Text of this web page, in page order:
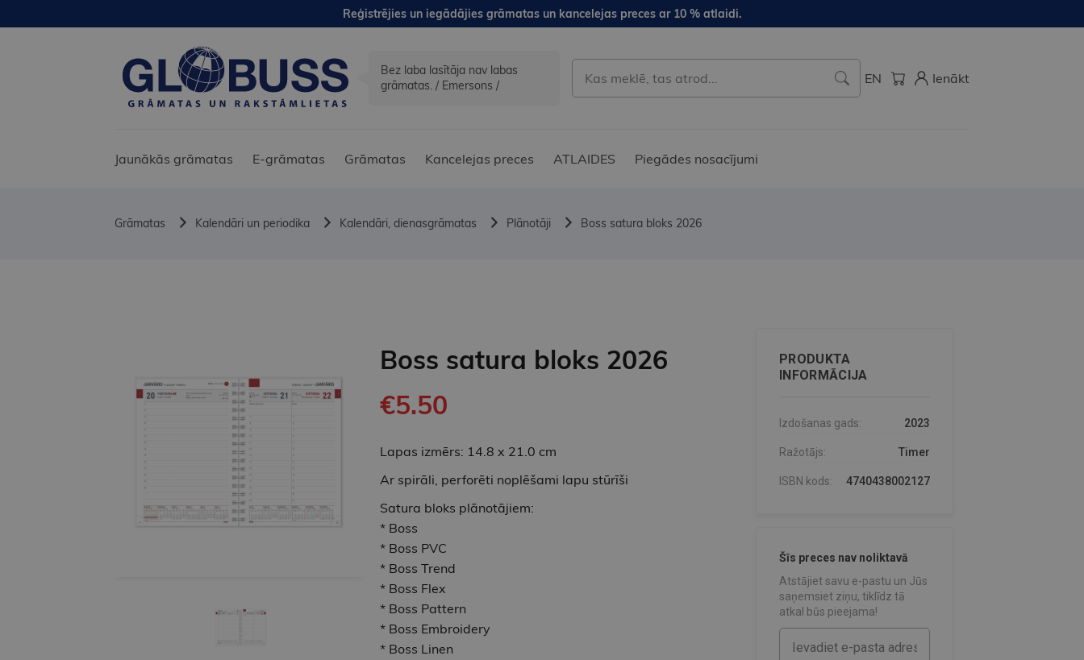
Reģistrējies un iegādājies grāmatas un kancelejas preces ar 10 % atlaidi.
Bez laba lasītāja nav labas
grāmatas. / Emersons /
EN Ienākt
Jaunākās grāmatas E-grāmatas Grāmatas Kancelejas preces ATLAIDES Piegādes nosacījumi
Grāmatas Kalendāri un periodika Kalendāri, dienasgrāmatas Plānotāji Boss satura bloks 2026
Boss satura bloks 2026
€5.50
Lapas izmērs: 14.8 x 21.0 cm
Ar spirāli, perforēti noplēšami lapu stūrīši
Satura bloks plānotājiem:
* Boss
* Boss PVC
* Boss Trend
* Boss Flex
* Boss Pattern
* Boss Embroidery
* Boss Linen
PRODUKTA
INFORMĀCIJA
Izdošanas gads: 2023
Ražotājs: Timer
ISBN kods: 4740438002127
Šīs preces nav noliktavā
Atstājiet savu e-pastu un Jūs
saņemsiet ziņu, tiklīdz tā
atkal būs pieejama!